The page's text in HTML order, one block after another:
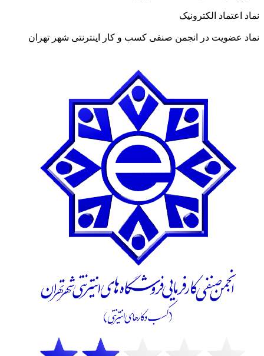
نماد اعتماد الکترونیک
نماد عضویت در انجمن صنفی کسب و کار اینترنتی شهر تهران